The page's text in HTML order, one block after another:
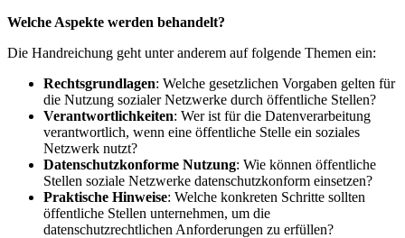
Welche Aspekte werden behandelt?
Die Handreichung geht unter anderem auf folgende Themen ein:
Rechtsgrundlagen: Welche gesetzlichen Vorgaben gelten für
die Nutzung sozialer Netzwerke durch öffentliche Stellen?
Verantwortlichkeiten: Wer ist für die Datenverarbeitung
verantwortlich, wenn eine öffentliche Stelle ein soziales
Netzwerk nutzt?
Datenschutzkonforme Nutzung: Wie können öffentliche
Stellen soziale Netzwerke datenschutzkonform einsetzen?
Praktische Hinweise: Welche konkreten Schritte sollten
öffentliche Stellen unternehmen, um die
datenschutzrechtlichen Anforderungen zu erfüllen?